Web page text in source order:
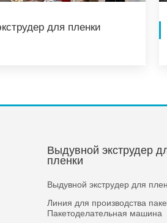
для пленки
Выдувной экструдер
пленки
Выдувной экструдер для
Линия для производства
Пакетоделательная машина